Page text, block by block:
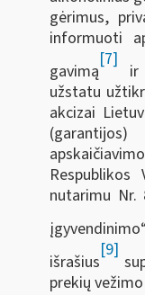
gėrimus,
informuoti
gavimą
[7]
ir
užstatu
akcizai
nutarimu Nr.
išrašius
[9]
prekių